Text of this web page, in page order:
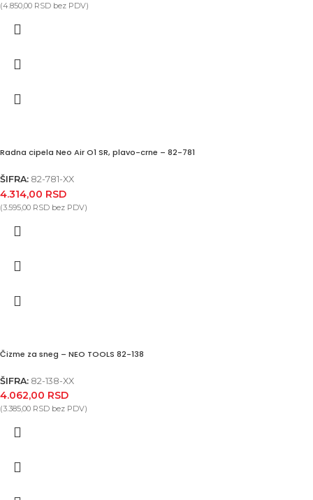
(4.850,00 RSD bez PDV)
Radna cipela Neo Air O1 SR, plavo-crne – 82-781
ŠIFRA: 82-781-XX
4.314,00 RSD
(3.595,00 RSD bez PDV)
Čizme za sneg – NEO TOOLS 82-138
ŠIFRA: 82-138-XX
4.062,00 RSD
(3.385,00 RSD bez PDV)